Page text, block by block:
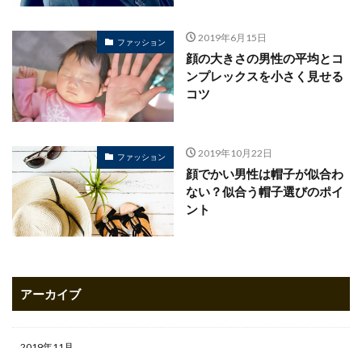
ファッション 2019年6月15日
顔の大きさの男性の平均とコ
ンプレックスを小さく見せる
コツ
ファッション 2019年10月22日
顔でかい男性は帽子が似合わ
ない？似合う帽子選びのポイ
ント
アーカイブ